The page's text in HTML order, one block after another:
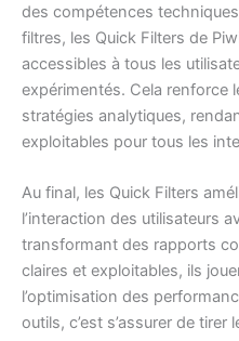
des compétences
filtres, les Quick Filters de
accessibles à tous les
expérimentés. Cela renforce
stratégies analytiques,
exploitables pour tous les
Au final, les Quick Filters
l’interaction des utilisateurs
transformant des rapports
claires et exploitables, ils
l’optimisation des
outils, c’est s’assurer de